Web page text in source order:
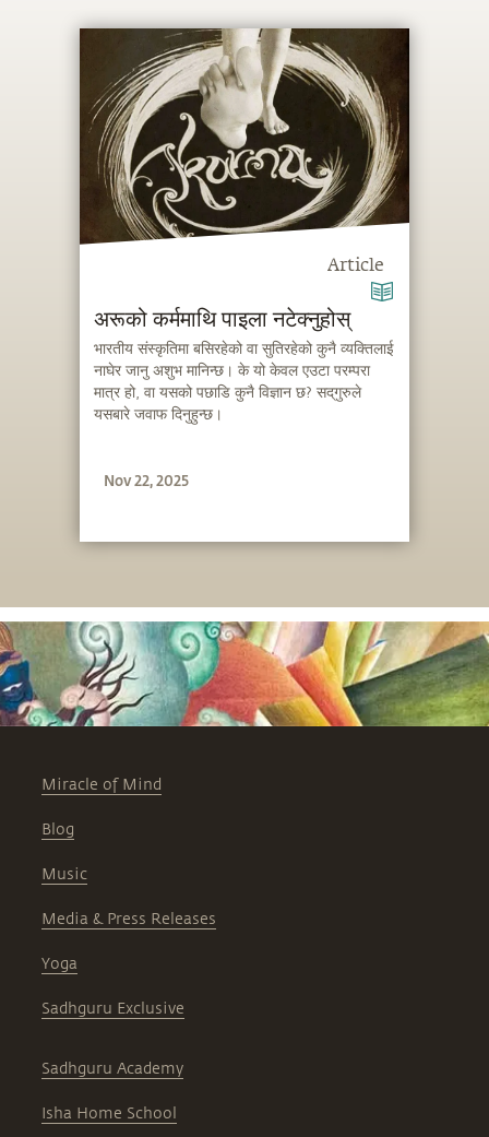
Article
अरूको कर्ममाथि पाइला नटेक्नुहोस्
भारतीय संस्कृतिमा बसिरहेको वा सुतिरहेको कुनै व्यक्तिलाई
नाघेर जानु अशुभ मानिन्छ। के यो केवल एउटा परम्परा
मात्र हो, वा यसको पछाडि कुनै विज्ञान छ? सद्‌गुरुले
यसबारे जवाफ दिनुहुन्छ।
Nov 22, 2025
Miracle of Mind
Blog
Music
Media & Press Releases
Yoga
Sadhguru Exclusive
Sadhguru Academy
Isha Home School